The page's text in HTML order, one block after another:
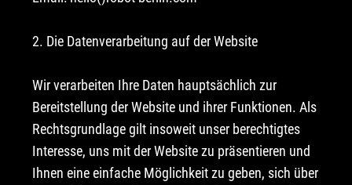
2. Die Datenverarbeitung auf der Website
Wir verarbeiten Ihre Daten hauptsächlich zur
Bereitstellung der Website und ihrer Funktionen. Als
Rechtsgrundlage gilt insoweit unser berechtigtes
Interesse, uns mit der Website zu präsentieren und
Ihnen eine einfache Möglichkeit zu geben, sich über